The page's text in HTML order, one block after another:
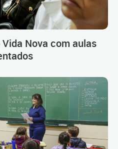
Nova com aulas